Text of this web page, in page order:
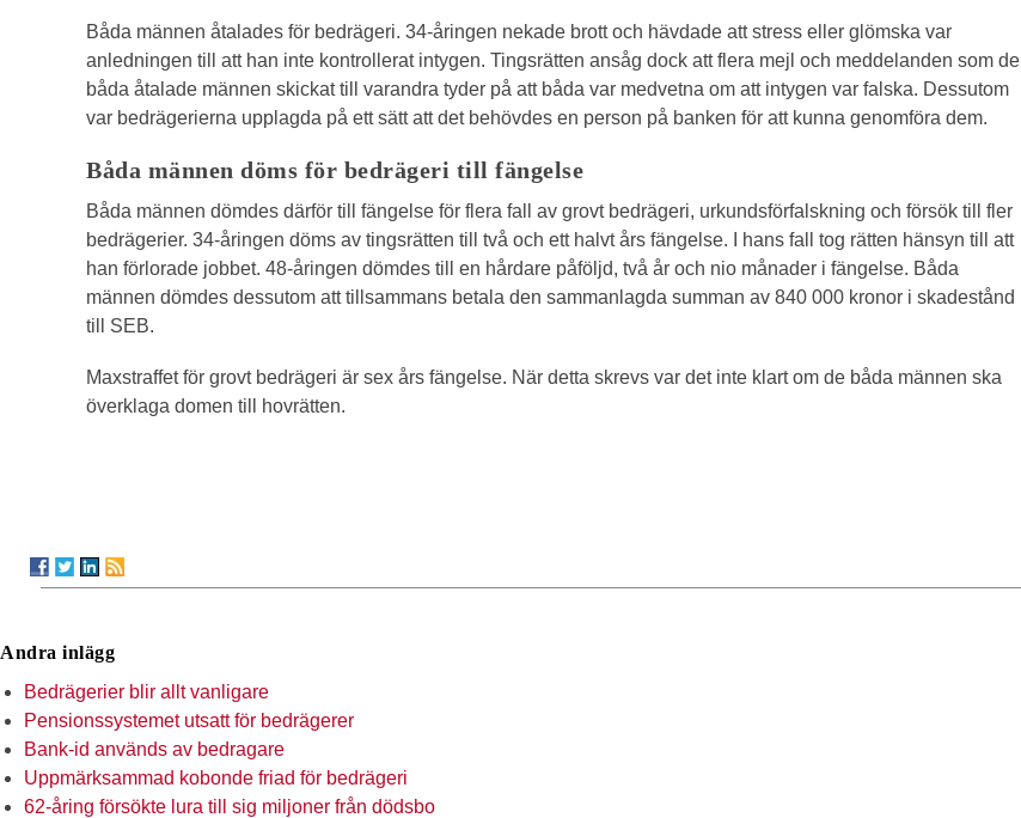
Båda männen åtalades för bedrägeri. 34-åringen nekade brott och hävdade att stress eller glömska var
anledningen till att han inte kontrollerat intygen. Tingsrätten ansåg dock att flera mejl och meddelanden som de
båda åtalade männen skickat till varandra tyder på att båda var medvetna om att intygen var falska. Dessutom
var bedrägerierna upplagda på ett sätt att det behövdes en person på banken för att kunna genomföra dem.
Båda männen döms för bedrägeri till fängelse
Båda männen dömdes därför till fängelse för flera fall av grovt bedrägeri, urkundsförfalskning och försök till fler
bedrägerier. 34-åringen döms av tingsrätten till två och ett halvt års fängelse. I hans fall tog rätten hänsyn till att
han förlorade jobbet. 48-åringen dömdes till en hårdare påföljd, två år och nio månader i fängelse. Båda
männen dömdes dessutom att tillsammans betala den sammanlagda summan av 840 000 kronor i skadestånd
till SEB.
Maxstraffet för grovt bedrägeri är sex års fängelse. När detta skrevs var det inte klart om de båda männen ska
överklaga domen till hovrätten.
Andra inlägg
Bedrägerier blir allt vanligare
Pensionssystemet utsatt för bedrägerer
Bank-id används av bedragare
Uppmärksammad kobonde friad för bedrägeri
62-åring försökte lura till sig miljoner från dödsbo